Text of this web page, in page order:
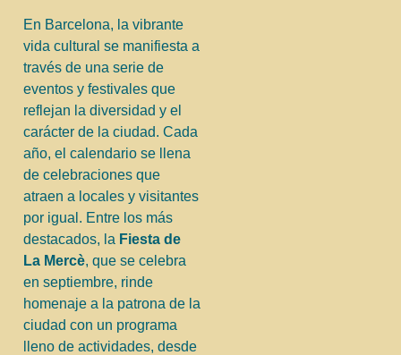
En Barcelona, la vibrante
vida cultural se manifiesta a
través de una serie de
eventos y festivales que
reflejan la diversidad y el
carácter de la ciudad. Cada
año, el calendario se llena
de celebraciones que
atraen a locales y visitantes
por igual. Entre los más
destacados, la Fiesta de
La Mercè, que se celebra
en septiembre, rinde
homenaje a la patrona de la
ciudad con un programa
lleno de actividades, desde